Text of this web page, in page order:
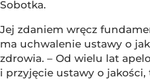
Sobotka.
Jej zdaniem wręcz
ma uchwalenie ustawy o
zdrowia. – Od wielu lat
i przyjęcie ustawy o jakości,